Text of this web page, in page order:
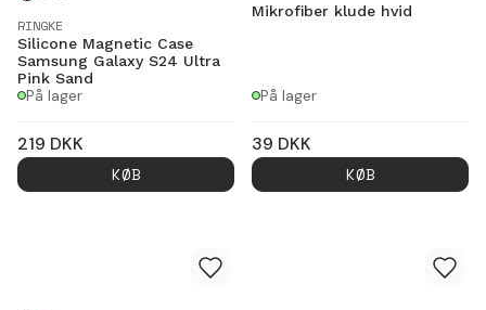
RINGKE
Silicone Magnetic Case
Samsung Galaxy S24 Ultra
Pink Sand
På lager
219 DKK
KØB
Mikrofiber klude hvid
På lager
39 DKK
KØB